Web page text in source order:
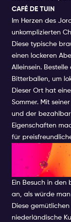
CAFÉ DE TUIN
Im Herzen des
unkomplizierten
Diese typische
einen lockeren
Alleinsein.
Bitterballen, um
Dieser Ort hat
Sommer. Mit
und der
Eigenschaften
für
ERLEBE
Ein Besuch in
an, als würde
Diese
niederländische